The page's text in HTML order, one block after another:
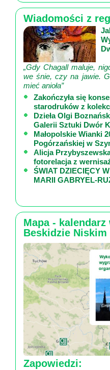
Wiadomości z
„Gdy Chagall maluje,
we śnie, czy na jawie.
mieć anioła”
Zakończyła się
starodruków z
Dzieła Olgi
Galerii Sztuki Dwór
Małopolskie Wianki
Pogórzańskiej w
Alicja
fotorelacja z
ŚWIAT DZIECIĘCY
MARII GABRYEL-
Mapa -
Beskidzie Niskim
Zapowiedzi: